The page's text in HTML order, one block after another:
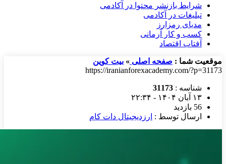
شرایط بازنشر محتوا در آکادمی
تبلیغات در آکادمی
مدیای رمزارز
کسب و کار آرمانی
آفتاب اقتصاد
موقعیت شما : صفحه اصلی » بیت کوین
https://iranianforexacademy.com/?p=31173
شناسه : 31173
۱۳ آبان ۱۴۰۴ - ۲۲:۳۴
56 بازدید
ارسال توسط : ارزدیجیتال دات کام